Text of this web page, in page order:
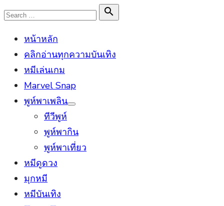
Skip
content
Search

Search
หน้าหลัก
คลิกอ่านทุกความบันเทิง
หมีเล่นเกม
Marvel Snap
พูห์พาเพลิน
Show
ทีวีพูห์
พูห์พากิน
พูห์พาเที่ยว
หมีดูดวง
มุกหมี
หมีบันเทิง